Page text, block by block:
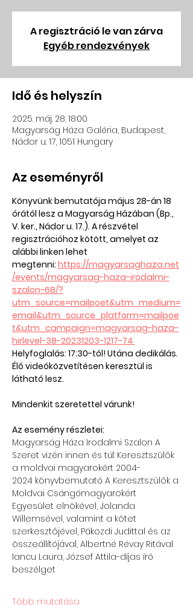
A regisztráció le van zárva
Egyéb rendezvények
Idő és helyszín
2025. máj. 28. 18:00
Magyarság Háza Galéria, Budapest,
Nádor u. 17, 1051 Hungary
Az eseményről
Könyvünk bemutatója május 28-án 18
órától lesz a Magyarság Házában (Bp.,
V. ker., Nádor u. 17.). A részvétel
regisztrációhoz kötött, amelyet az
alábbi linken lehet
megtenni: https://magyarsaghaza.net
/events/magyarsag-haza-irodalmi-
szalon-68/?
utm_source=mailpoet&utm_medium=
email&utm_source_platform=mailpoe
t&utm_campaign=magyarsag-haza-
hirlevel-38-20231203-1217-74
Helyfoglalás: 17:30-tól! Utána dedikálás.
Élő videóközvetítésen keresztül is
látható lesz.
Mindenkit szeretettel várunk!
Az esemény részletei:
Magyarság Háza Irodalmi Szalon A
Szeret vizén innen és túl: Keresztszülők
a moldvai magyarokért 2004-
2024 könyvbemutató A Keresztszülők a
Moldvai Csángómagyarokért
Egyesület elnökével, Jolanda
Willemsével, valamint a kötet
szerkesztőjével, Pákozdi Judittal és az
összeállítójával, Albertné Révay Ritával
Iancu Laura, József Attila-díjas író
beszélget
Több mutatása